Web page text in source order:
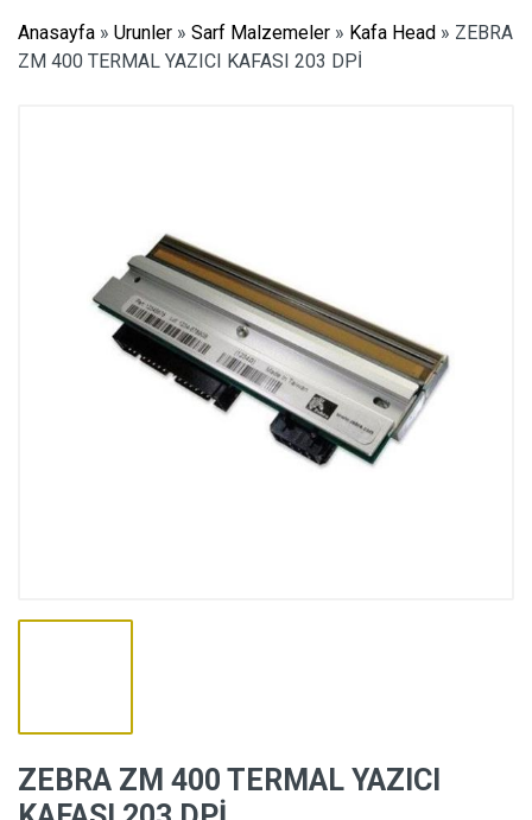
Anasayfa » Urunler » Sarf Malzemeler » Kafa Head » ZEBRA
ZM 400 TERMAL YAZICI KAFASI 203 DPİ
ZEBRA ZM 400 TERMAL YAZICI